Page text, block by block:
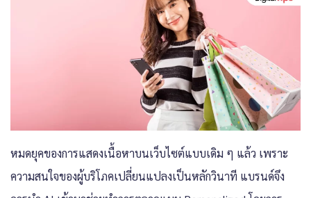
หมดยุคของการแสดงเนื้อหาบนเว็บไซต์แบบเดิม ๆ แล้ว เพราะ
ความสนใจของผู้บริโภคเปลี่ยนแปลงเป็นหลักวินาที แบรนด์จึง